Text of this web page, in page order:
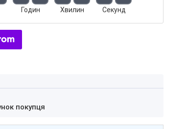
Годин Хвилин Секунд
покупця